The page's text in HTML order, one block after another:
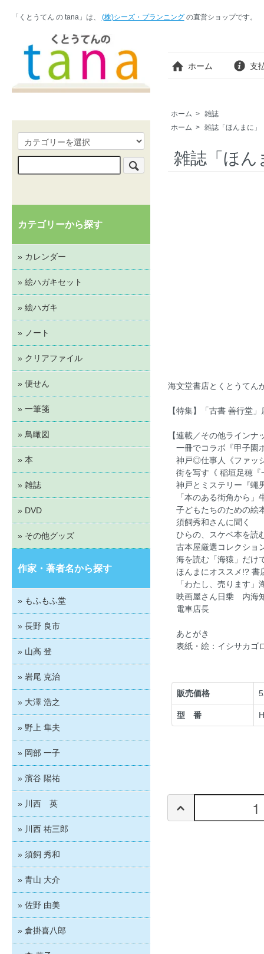
「くとうてん の tana」は、 (株)シーズ・プランニングの直営ショップです。
ホーム 支
ホーム > 雑誌
ホーム > 雑誌「ほんまに」
雑誌「ほん
海文堂書店とくとうてん
【特集】「古書 善行堂
【連載／その他ラインナ
一冊でコラボ『甲子園
神戸◎仕事人《ファッ
街を写す《 稲垣足穂『
神戸とミステリー『蠅
「本のある街角から」
子どもたちのための絵
須飼秀和さんに聞く
ひらの、スケベ本を読
古本屋厳選コレクショ
海を読む「海猿」だけ
ほんまにオススメ!? 書
「わたし、売ります」
映画屋さん日乗 内海
電車店長
あとがき
表紙・絵：イシサカゴ
販売価格
型 番
カテゴリーから探す
» カレンダー
» 絵ハガキセット
» 絵ハガキ
» ノート
» クリアファイル
» 便せん
» 一筆箋
» 鳥瞰図
» 本
» 雑誌
» DVD
» その他グッズ
作家・著者名から探す
» もふもふ堂
» 長野 良市
» 山高 登
» 岩尾 克治
» 大澤 浩之
» 野上 隼夫
» 岡部 一子
» 濱谷 陽祐
» 川西 英
» 川西 祐三郎
» 須飼 秀和
» 青山 大介
» 佐野 由美
» 倉掛喜八郎